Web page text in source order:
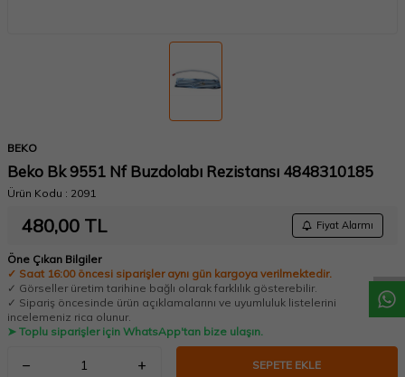
W
h
a
t
a
p
p
D
e
s
t
e
H
a
t
t
BEKO
Beko Bk 9551 Nf Buzdolabı Rezistansı 4848310185
Ürün Kodu : 2091
480,00 TL Fiyat Alarmı
Öne Çıkan Bilgiler
✓ Saat 16:00 öncesi siparişler aynı gün kargoya verilmektedir.
✓ Görseller üretim tarihine bağlı olarak farklılık gösterebilir.
✓ Sipariş öncesinde ürün açıklamalarını ve uyumluluk listelerini
incelemeniz rica olunur.
➤ Toplu siparişler için WhatsApp'tan bize ulaşın.
SEPETE EKLE